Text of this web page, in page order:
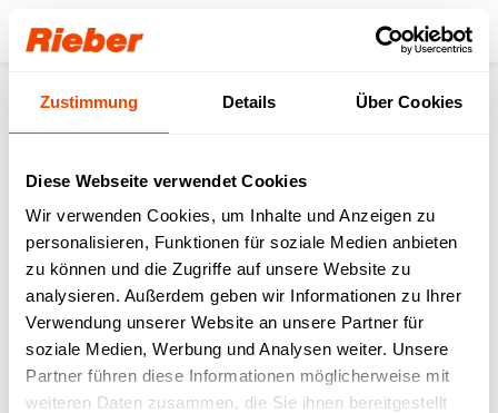
Zustimmung Details Über Cookies
Diese Webseite verwendet Cookies
Wir verwenden Cookies, um Inhalte und Anzeigen zu
personalisieren, Funktionen für soziale Medien anbieten
zu können und die Zugriffe auf unsere Website zu
analysieren. Außerdem geben wir Informationen zu Ihrer
Verwendung unserer Website an unsere Partner für
soziale Medien, Werbung und Analysen weiter. Unsere
Partner führen diese Informationen möglicherweise mit
weiteren Daten zusammen, die Sie ihnen bereitgestellt
Login
Digital von der
Produktion bis zur
Speisenlogistik – Die
neue GN fillstation &
coverstation